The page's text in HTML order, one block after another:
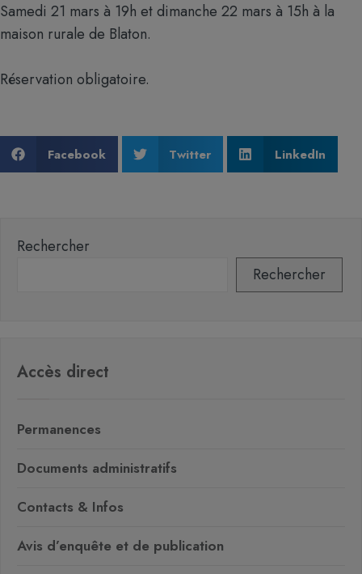
Samedi 21 mars à 19h et dimanche 22 mars à 15h à la
maison rurale de Blaton.
Réservation obligatoire.
Facebook Twitter LinkedIn
Rechercher
Rechercher
Accès direct
Permanences
Documents administratifs
Contacts & Infos
Avis d’enquête et de publication